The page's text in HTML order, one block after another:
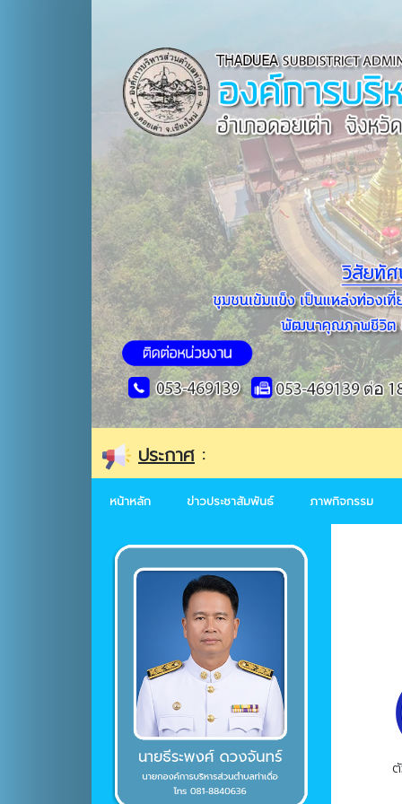
ประกาศ :
หน้าหลัก ข่าวประชาสัมพันธ์ ภาพกิจกรรม